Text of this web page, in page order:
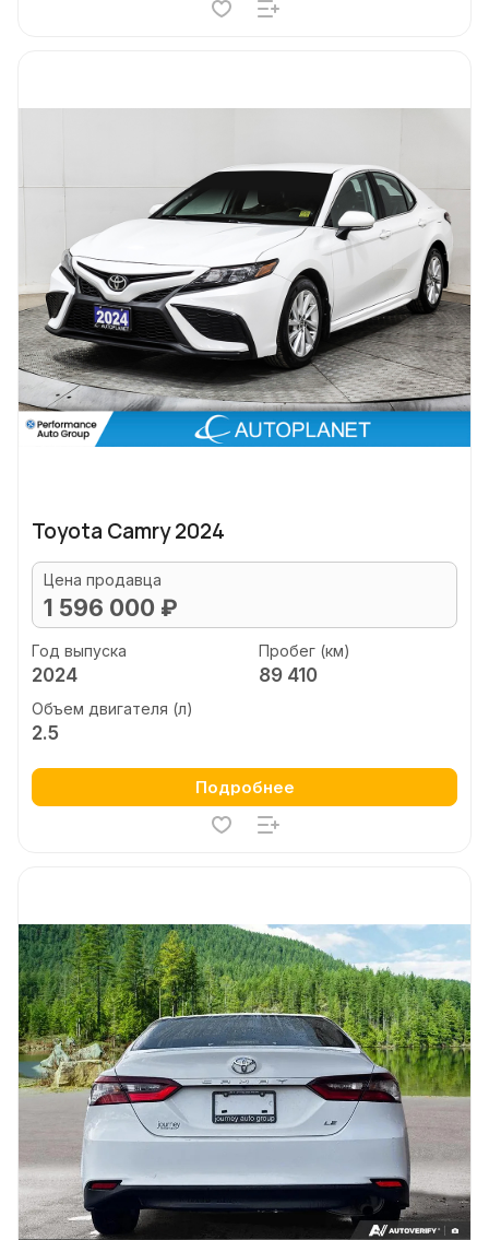
Toyota Camry 2024
Цена продавца
1 596 000 ₽
Год выпуска
2024
Пробег (км)
89 410
Объем двигателя (л)
2.5
Подробнее